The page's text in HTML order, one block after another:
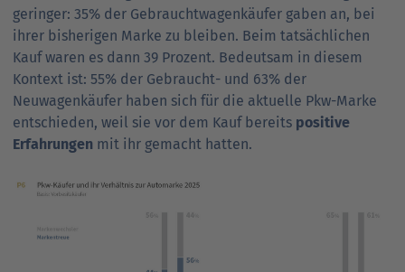
geringer: 35% der Gebraucht­wagen­käufer gaben an, bei
ihrer bis­herigen Mar­ke zu bleiben. Beim tatsäch­lichen
Kauf waren es dann 39 Prozent. Bedeut­sam in diesem
Kon­text ist: 55% der Gebraucht- und 63% der
Neuwagenkäufer haben sich für die aktuelle Pkw-Marke
entschieden, weil sie vor dem Kauf bereits positive
Erfahr­ungen mit ihr gemacht hatten.